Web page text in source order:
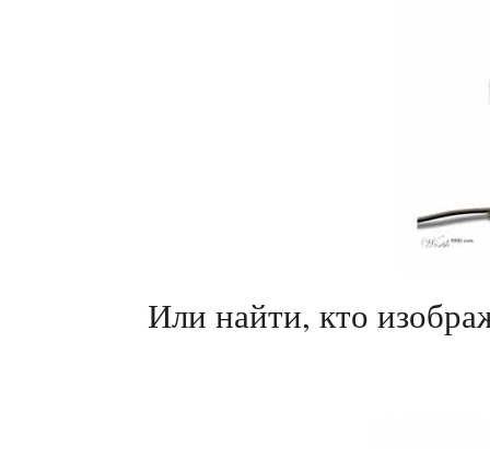
Или найти, кто